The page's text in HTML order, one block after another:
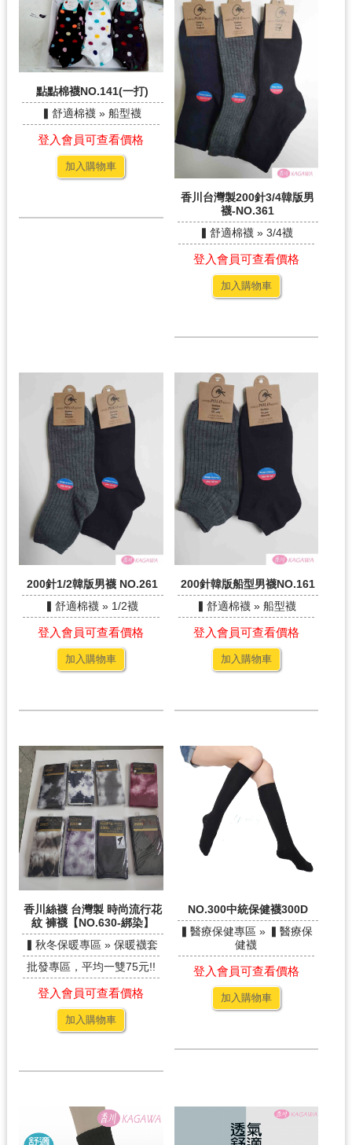
點點棉襪NO.141(一打)
▍舒適棉襪 » 船型襪
登入會員可查看價格
加入購物車
香川台灣製200針3/4韓版男
襪-NO.361
▍舒適棉襪 » 3/4襪
登入會員可查看價格
加入購物車
200針1/2韓版男襪 NO.261
▍舒適棉襪 » 1/2襪
登入會員可查看價格
加入購物車
200針韓版船型男襪NO.161
▍舒適棉襪 » 船型襪
登入會員可查看價格
加入購物車
香川絲襪 台灣製 時尚流行花
紋 褲襪【NO.630-綁染】
▍秋冬保暖專區 » 保暖襪套
批發專區，平均一雙75元!!
登入會員可查看價格
加入購物車
NO.300中統保健襪300D
▍醫療保健專區 » ▍醫療保
健襪
登入會員可查看價格
加入購物車